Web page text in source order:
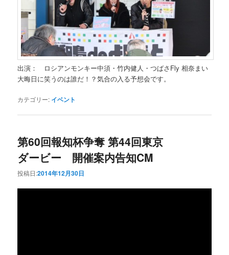
出演： ロシアンモンキー中須・竹内健人・つばさFly 相奈まい
大晦日に笑うのは誰だ！？気合の入る予想会です。
カテゴリー: イベント
第60回報知杯争奪 第44回東京
ダービー 開催案内告知CM
投稿日:2014年12月30日